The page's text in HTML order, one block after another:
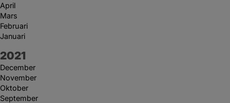
April
Mars
Februari
Januari
År:
2021
December
November
Oktober
September